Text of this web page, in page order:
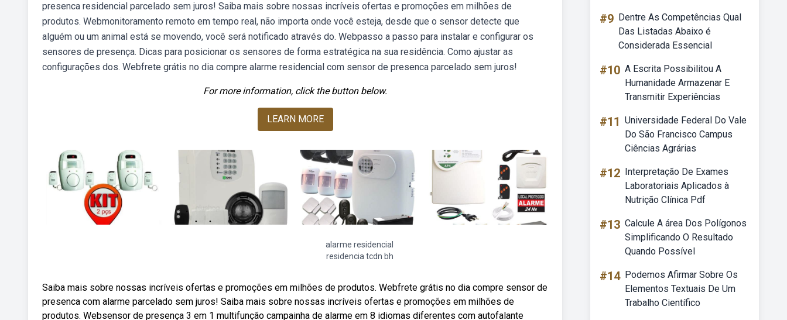
presenca residencial parcelado sem juros! Saiba mais sobre nossas incríveis ofertas e promoções em milhões de
produtos. Webmonitoramento remoto em tempo real, não importa onde você esteja, desde que o sensor detecte que
alguém ou um animal está se movendo, você será notificado através do. Webpasso a passo para instalar e configurar os
sensores de presença. Dicas para posicionar os sensores de forma estratégica na sua residência. Como ajustar as
configurações dos. Webfrete grátis no dia compre alarme residencial com sensor de presenca parcelado sem juros!
For more information, click the button below.
LEARN MORE
alarme residencial
residencia tcdn bh
Saiba mais sobre nossas incríveis ofertas e promoções em milhões de produtos. Webfrete grátis no dia compre sensor de
presenca com alarme parcelado sem juros! Saiba mais sobre nossas incríveis ofertas e promoções em milhões de
produtos. Websensor de presença 3 em 1 multifunção campainha de alarme em 8 idiomas diferentes com autofalante
#9 Dentre As Competências Qual
Das Listadas Abaixo é
Considerada Essencial
#10 A Escrita Possibilitou A
Humanidade Armazenar E
Transmitir Experiências
#11 Universidade Federal Do Vale
Do São Francisco Campus
Ciências Agrárias
#12 Interpretação De Exames
Laboratoriais Aplicados à
Nutrição Clínica Pdf
#13 Calcule A área Dos Polígonos
Simplificando O Resultado
Quando Possível
#14 Podemos Afirmar Sobre Os
Elementos Textuais De Um
Trabalho Científico